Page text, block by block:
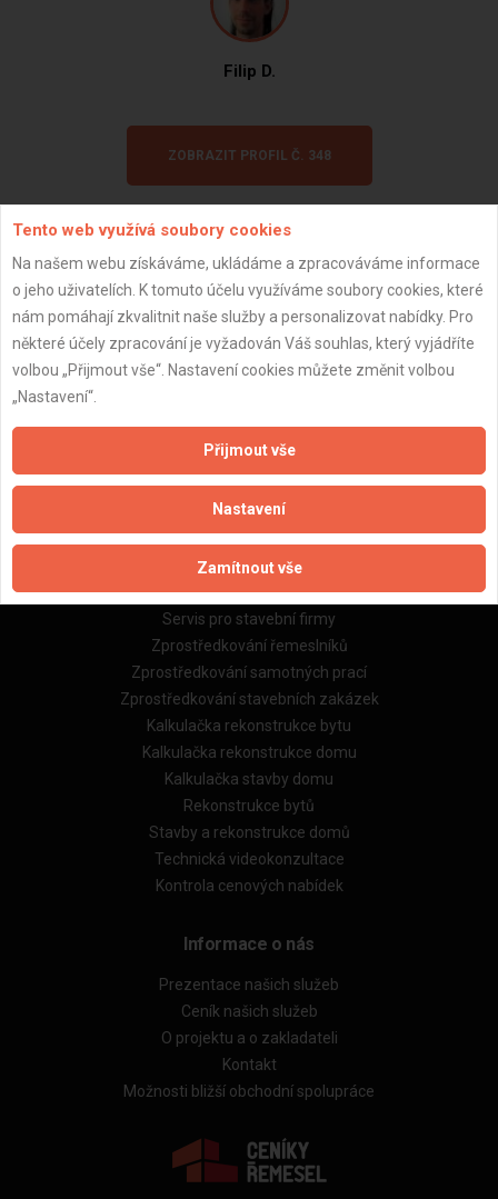
Filip D.
ZOBRAZIT PROFIL Č. 348
Důležité informace
Naše firmy a řemeslníci
Obchodní podmínky (zprostředkování)
Naše excelové tabulky online
Naše služby
Servis pro stavební firmy
Zprostředkování řemeslníků
Zprostředkování samotných prací
Zprostředkování stavebních zakázek
Kalkulačka rekonstrukce bytu
Kalkulačka rekonstrukce domu
Kalkulačka stavby domu
Rekonstrukce bytů
Stavby a rekonstrukce domů
Technická videokonzultace
Kontrola cenových nabídek
Informace o nás
Prezentace našich služeb
Ceník našich služeb
O projektu a o zakladateli
Kontakt
Možnosti bližší obchodní spolupráce
Tento web využívá soubory cookies
Na našem webu získáváme, ukládáme a zpracováváme informace
o jeho uživatelích. K tomuto účelu využíváme soubory cookies, které
nám pomáhají zkvalitnit naše služby a personalizovat nabídky. Pro
některé účely zpracování je vyžadován Váš souhlas, který vyjádříte
volbou „Přijmout vše“. Nastavení cookies můžete změnit volbou
„Nastavení“.
Přijmout vše
Nastavení
Zamítnout vše